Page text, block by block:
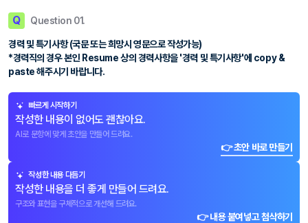
Q Question 01.
경력 및 특기사항 (국문 또는 희망시 영문으로 작성가능)
*경력직의 경우 본인 Resume 상의 경력사항을 '경력 및 특기사항'에 copy &
paste 해주시기 바랍니다.
빠르게 시작하기
작성한 내용이 없어도 괜찮아요.
AI로 문항에 맞게 초안을 만들어 드려요.
👉 초안 바로 만들기
작성한 내용 다듬기
작성한 내용을 더 좋게 만들어 드려요.
구조와 표현을 구체적으로 개선해 드려요.
👉 내용 붙여넣고 첨삭하기